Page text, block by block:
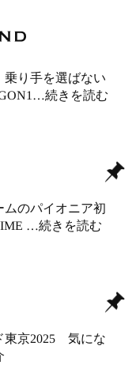
乗り手を選ばない
…続きを読む
ムのパイオニア初
…続きを読む
東京2025 気にな